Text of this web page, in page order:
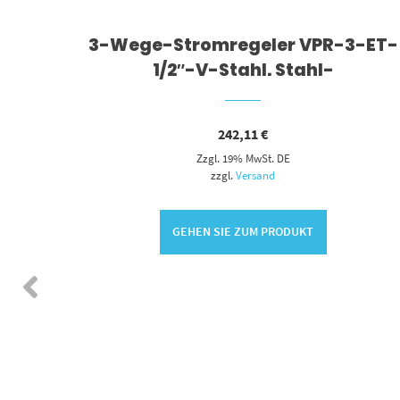
3-Wege-Stromregeler VPR-3-ET-
1/2″-V-Stahl. Stahl-
242,11€
Zzgl. 19% MwSt. DE
zzgl.Versand
GEHEN SIE ZUM PRODUKT